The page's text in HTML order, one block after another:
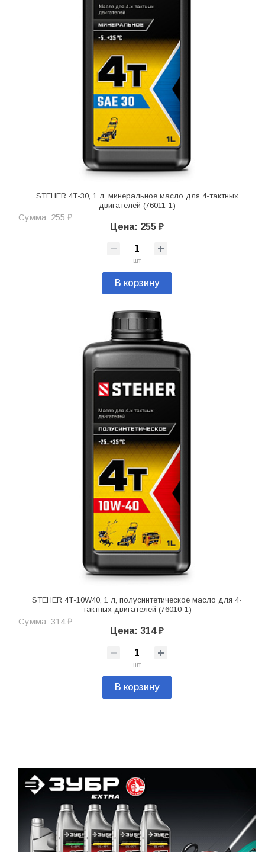
STEHER 4Т-30, 1 л, минеральное масло для 4-тактных
двигателей (76011-1)
Сумма: 255 ₽
Цена: 255 ₽
шт
В корзину
STEHER 4Т-10W40, 1 л, полусинтетическое масло для 4-
тактных двигателей (76010-1)
Сумма: 314 ₽
Цена: 314 ₽
шт
В корзину